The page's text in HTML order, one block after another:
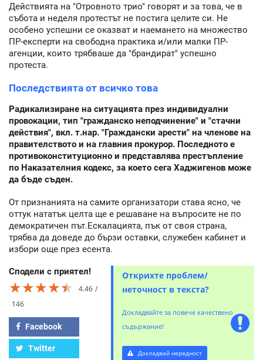
Действията на "Отровното трио" говорят и за това, че в
събота и неделя протестът не постига целите си. Не
особено успешни се оказват и наемането на множество
ПР-експерти на свободна практика и/или малки ПР-
агенции, които трябваше да "брандират" успешно
протеста.
Последствията от всичко това
Радикализиране на ситуацията през индивидуални
провокации, тип "гражданско неподчинение" и "стачни
действия", вкл. т.нар. "Граждански арести" на членове на
правителството и на главния прокурор. Последното е
противоконституционно и представлява престъпление
по Наказателния кодекс, за което сега Хаджигенов може
да бъде съден.
От признанията на самите организатори става ясно, че
оттук нататък целта ще е решаване на въпросите не по
демократичен път.Ескалацията, пък от своя страна,
трябва да доведе до бързи оставки, служебен кабинет и
избори още през есента.
Сподели с приятел!
★★★★★
★★★★★
★★★★★
4.46
146
Facebook
Twitter
Открихте проблем/
неточност в текста?
Докладвайте за повече качествено
съдържание!
Докладвай нередност